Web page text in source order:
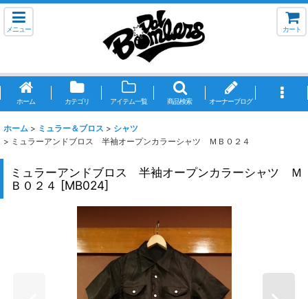
メニュー カート
ホーム カテゴリ アイテム一覧 商品検索 オーナーブログ
ホーム > ミュラー＆ブロス > シャツ
> ミュラーアンドブロス 半袖オープンカラーシャツ ＭＢ０２４
ミュラーアンドブロス 半袖オープンカラーシャツ Ｍ
Ｂ０２４ [MB024]